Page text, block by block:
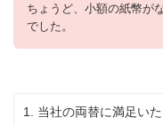
ちょうど、小額の紙幣が
でした。
1. 当社の両替に満足い